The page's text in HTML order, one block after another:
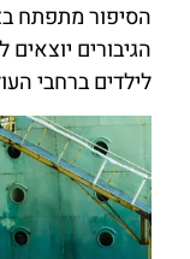
הסיפור מתפתח
הגיבורים
לילדים ברחבי